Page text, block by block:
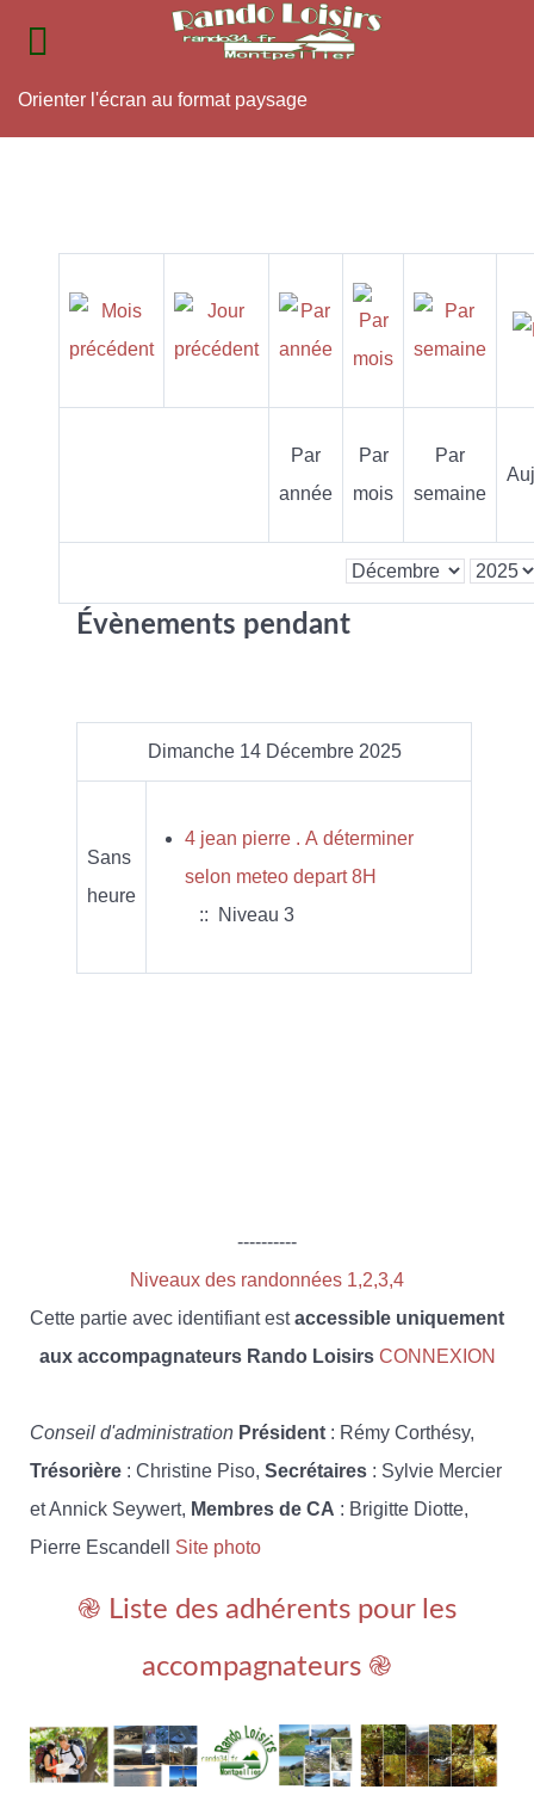
Orienter l'écran au format paysage
Par
année
Par
mois
Par
semaine
Évènements pendant
Dimanche 14 Décembre 2025
Sans
heure
4 jean pierre . A déterminer
selon meteo depart 8H
:: Niveau 3
----------
Niveaux des randonnées 1,2,3,4
Cette partie avec identifiant estaccessible uniquement
aux accompagnateurs Rando Loisirs CONNEXION
Conseil d'administration Président : Rémy Corthésy,
Trésorière : Christine Piso, Secrétaires : Sylvie Mercier
et Annick Seywert, Membres de CA : Brigitte Diotte,
Pierre Escandell Site photo
֎ Liste des adhérents pour les
accompagnateurs ֎